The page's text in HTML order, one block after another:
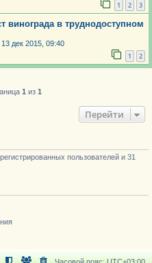
1 2 3
винограда в труднодоступном
13 дек 2015, 09:40
1 2
1 из 1
Перейти
пользователей и 31